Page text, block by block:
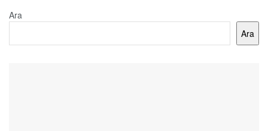
Ara
Ara